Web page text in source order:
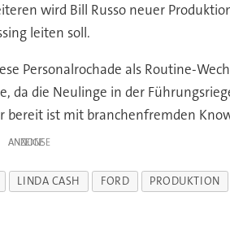
wird Bill Russo neuer
leiten soll.
Personalrochade als Routine-
da die Neulinge in der
bereit ist mit branchenfremden
ANZEIGE
LINDA CASH FORD PRODUKTION